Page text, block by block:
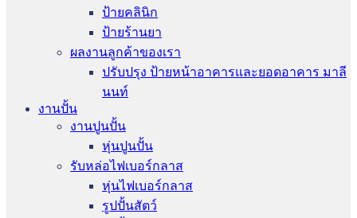
ป้ายคลินิก
ป้ายร้านยา
ผลงานลูกค้าของเรา
ปรับปรุง ป้ายหน้าอาคารและยอดอาคาร มาลี
นนท์
งานปั้น
งานปูนปั้น
หุ่นปูนปั้น
รับหล่อไฟเบอร์กลาส
หุ่นไฟเบอร์กลาส
รูปปั้นสัตว์